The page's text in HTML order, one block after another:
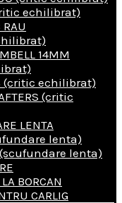
echilibrat)
RAU
14MM
(critic echilibrat)
(critic
LENTA
lenta)
(scufundare lenta)
BORCAN
CARLIG